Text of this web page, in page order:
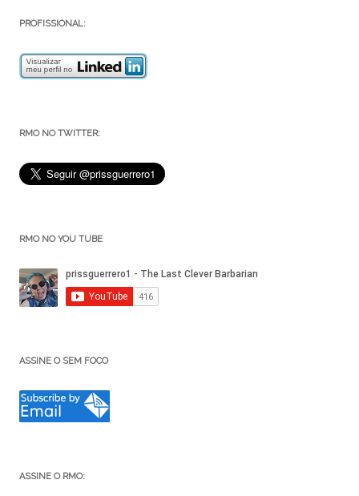
PROFISSIONAL:
RMO NO TWITTER:
RMO NO YOU TUBE
ASSINE O SEM FOCO
ASSINE O RMO: